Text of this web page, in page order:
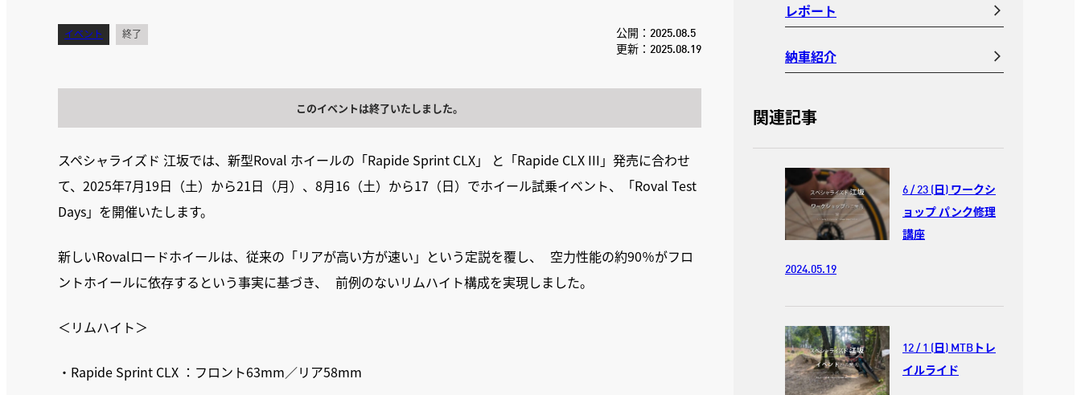
イベント 終了
公開：2025.08.5
更新：2025.08.19
このイベントは終了いたしました。
スペシャライズド 江坂では、新型Roval ホイールの「Rapide Sprint CLX」 と「Rapide CLX III」発売に合わせ
て、2025年7月19日（土）から21日（月）、8月16（土）から17（日）でホイール試乗イベント、「Roval Test
Days」を開催いたします。
新しいRovalロードホイールは、従来の「リアが高い方が速い」という定説を覆し、 空力性能の約90％がフロ
ントホイールに依存するという事実に基づき、 前例のないリムハイト構成を実現しました。
＜リムハイト＞
・Rapide Sprint CLX ：フロント63mm／リア58mm
レポート
納車紹介
関連記事
6 / 23 (日) ワークシ
ョップ パンク修理
講座
2024.05.19
12 / 1 (日) MTBトレ
イルライド